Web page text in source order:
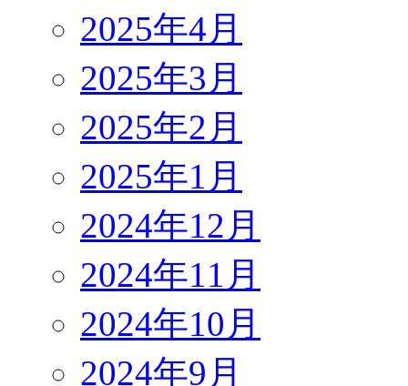
2025年4月
2025年3月
2025年2月
2025年1月
2024年12月
2024年11月
2024年10月
2024年9月